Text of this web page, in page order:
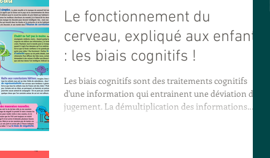
Le fonctionnement du
cerveau, expliqué aux enfants
: les biais cognitifs !
Les biais cognitifs sont des traitements cognitifs
d'une information qui entrainent une déviation du
jugement. La démultiplication des informations